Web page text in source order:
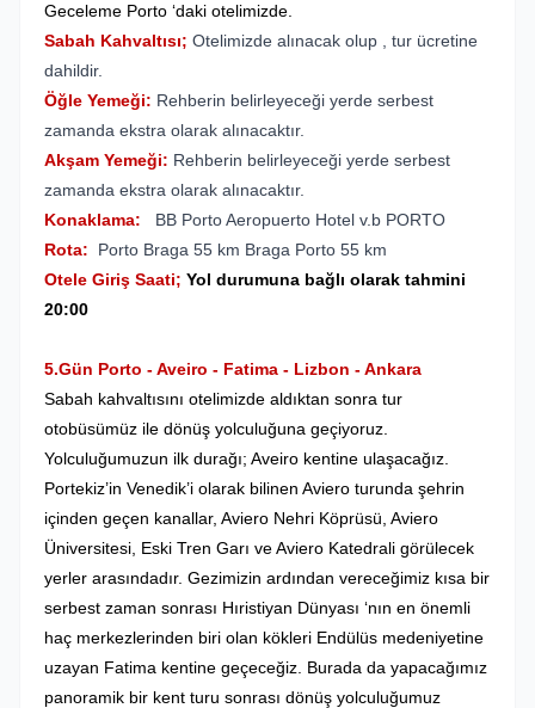
Geceleme Porto ‘daki otelimizde.
Sabah Kahvaltısı; Otelimizde alınacak olup , tur ücretine
dahildir.
Öğle Yemeği: Rehberin belirleyeceği yerde serbest
zamanda ekstra olarak alınacaktır.
Akşam Yemeği: Rehberin belirleyeceği yerde serbest
zamanda ekstra olarak alınacaktır.
Konaklama:
BB Porto Aeropuerto Hotel v.b PORTO
Rota:
Porto Braga 55 km Braga Porto 55 km
Otele Giriş Saati; Yol durumuna bağlı olarak tahmini
20:00
5.Gün Porto - Aveiro - Fatima - Lizbon - Ankara
Sabah kahvaltısını otelimizde aldıktan sonra tur
otobüsümüz ile dönüş yolculuğuna geçiyoruz.
Yolculuğumuzun ilk durağı; Aveiro kentine ulaşacağız.
Portekiz’in Venedik’i olarak bilinen Aviero turunda şehrin
içinden geçen kanallar, Aviero Nehri Köprüsü, Aviero
Üniversitesi, Eski Tren Garı ve Aviero Katedrali görülecek
yerler arasındadır. Gezimizin ardından vereceğimiz kısa bir
serbest zaman sonrası Hıristiyan Dünyası ‘nın en önemli
haç merkezlerinden biri olan kökleri Endülüs medeniyetine
uzayan Fatima kentine geçeceğiz. Burada da yapacağımız
panoramik bir kent turu sonrası dönüş yolculuğumuz